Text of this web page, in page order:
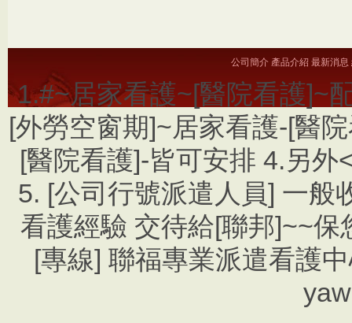
公司簡介 產品介紹 最新消息
1.#~居家看護~[醫院看護]~
[外勞空窗期]~居家看護-[醫
[醫院看護]-皆可安排 4.另
5. [公司行號派遣人員] 一般
看護經驗 交待給[聯邦]~~
[專線] 聯福專業派遣看護